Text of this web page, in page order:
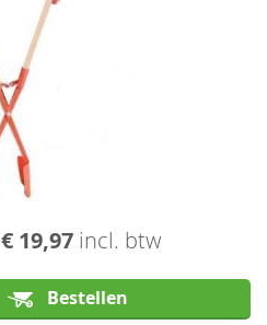
€ 19,97 incl. btw
Bestellen